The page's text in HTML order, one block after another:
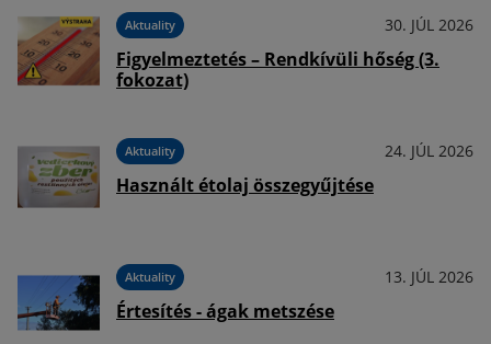
Aktuality 30. JÚL 2026
Figyelmeztetés – Rendkívüli hőség (3.
fokozat)
Aktuality 24. JÚL 2026
Használt étolaj összegyűjtése
Aktuality 13. JÚL 2026
Értesítés - ágak metszése